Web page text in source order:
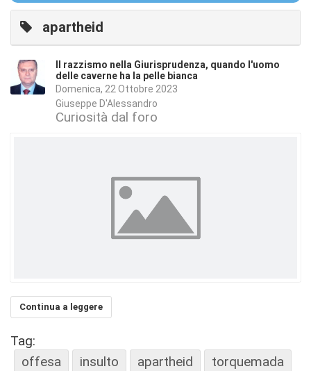
apartheid
Il razzismo nella Giurisprudenza, quando l'uomo
delle caverne ha la pelle bianca
Domenica, 22 Ottobre 2023
Giuseppe D'Alessandro
Curiosità dal foro
Continua a leggere
Tag:
offesa
insulto apartheid
torquemada